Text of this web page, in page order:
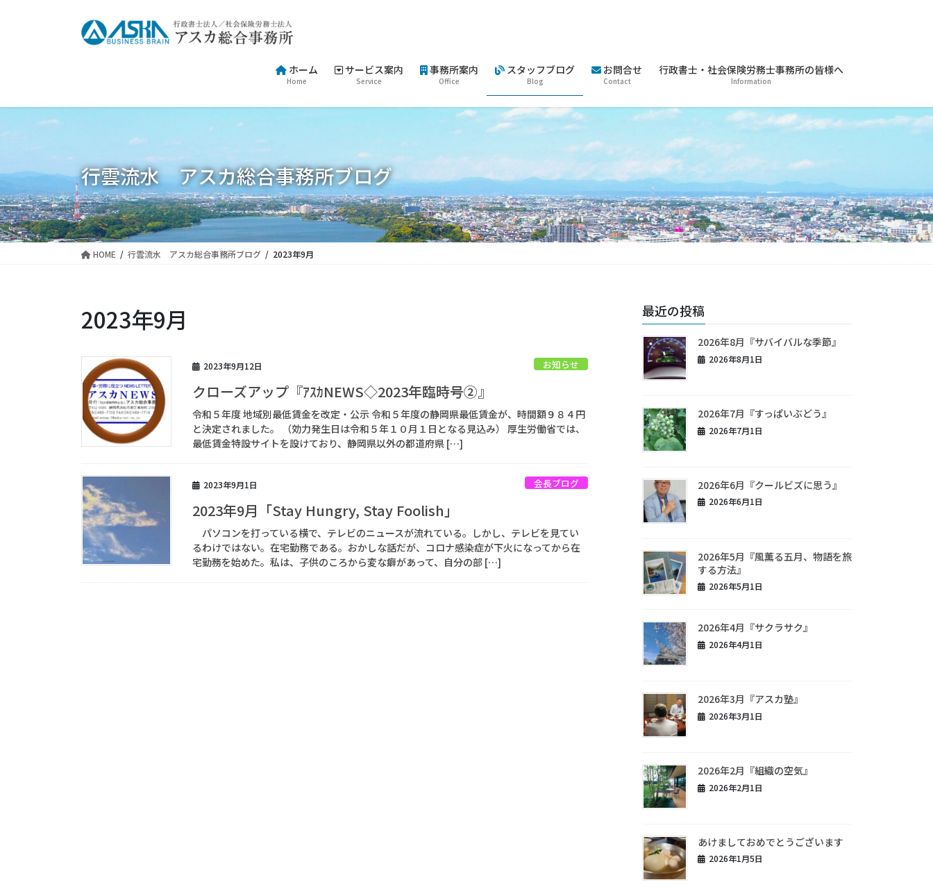
移
ン
ホーム
Home
サービス案内
Service
事務所案内
Office
スタッフブログ
Blog
お問合せ
Contact
行政書士・社会保険労務士事務所の皆様へ
Information
行雲流水 アスカ総合事務所ブログ
HOME 行雲流水 アスカ総合事務所ブログ 2023年9月
2023年9月
2023年9月12日 お知らせ
クローズアップ『ｱｽｶNEWS◇2023年臨時号②』
令和５年度 地域別最低賃金を改定・公示 令和５年度の静岡県最低賃金が、時間額９８４円
と決定されました。 （効力発生日は令和５年１０月１日となる見込み） 厚生労働省では、
最低賃金特設サイトを設けており、静岡県以外の都道府県 […]
2023年9月1日 会長ブログ
2023年9月「Stay Hungry, Stay Foolish」
パソコンを打っている横で、テレビのニュースが流れている。しかし、テレビを見てい
るわけではない。在宅勤務である。おかしな話だが、コロナ感染症が下火になってから在
宅勤務を始めた。私は、子供のころから変な癖があって、自分の部 […]
最近の投稿
2026年8月『サバイバルな季節』
2026年8月1日
2026年7月『すっぱいぶどう』
2026年7月1日
2026年6月『クールビズに思う』
2026年6月1日
2026年5月『風薫る五月、物語を旅
する方法』
2026年5月1日
2026年4月『サクラサク』
2026年4月1日
2026年3月『アスカ塾』
2026年3月1日
2026年2月『組織の空気』
2026年2月1日
あけましておめでとうございます
2026年1月5日